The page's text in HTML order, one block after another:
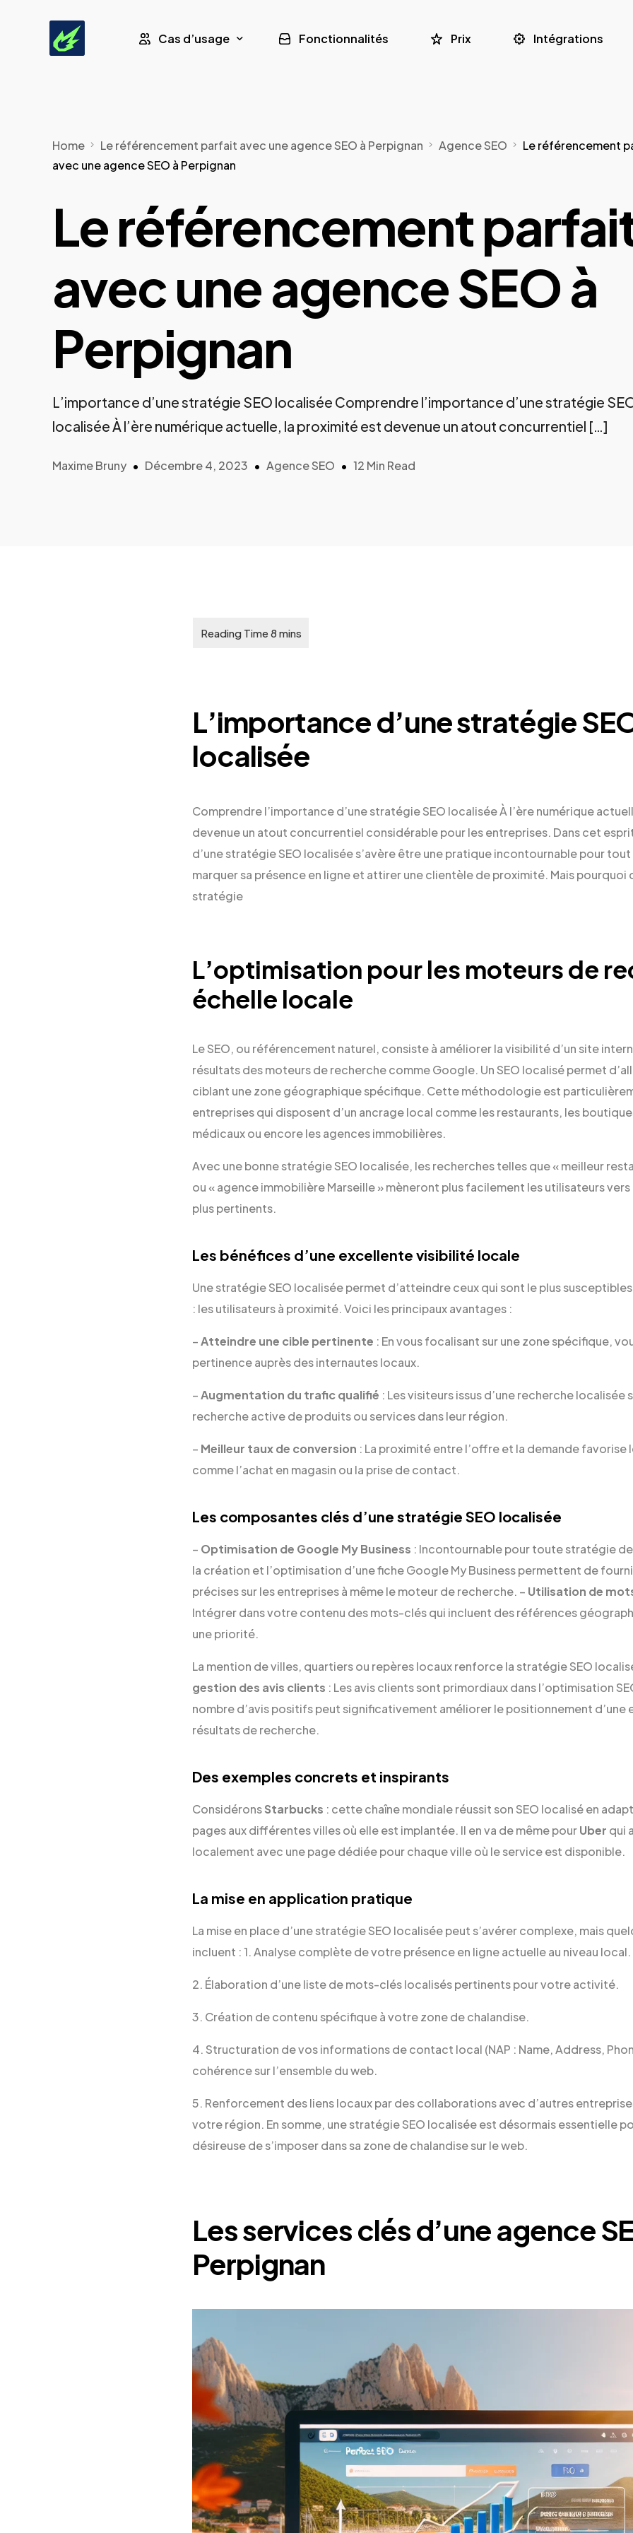
Cas d’usage
Leads Formation CPF
Leads Pompe à Chaleur
Fonctionnalités Prix Intégrations
Home Le référencement parfait avec une agence SEO à Perpignan Agence SEO
Le référencement
avec une agence SEO à Perpignan
Le référencement
avec une agence SEO à
Perpignan
L’importance d’une stratégie SEO localisée Comprendre l’importance d’une stratégie
localisée À l’ère numérique actuelle, la proximité est devenue un atout concurrentiel […]
Maxime Bruny Décembre 4, 2023 Agence SEO 12 Min Read
L’importance d’une stratégie
localisée
Comprendre l’importance d’une stratégie SEO localisée À l’ère numérique
devenue un atout concurrentiel considérable pour les entreprises. Dans cet
d’une stratégie SEO localisée s’avère être une pratique incontournable pour
marquer sa présence en ligne et attirer une clientèle de proximité. Mais pourquoi
stratégie
L’optimisation pour les moteurs de
échelle locale
Le SEO, ou référencement naturel, consiste à améliorer la visibilité d’un site
résultats des moteurs de recherche comme Google. Un SEO localisé permet
ciblant une zone géographique spécifique. Cette méthodologie est
entreprises qui disposent d’un ancrage local comme les restaurants, les
médicaux ou encore les agences immobilières.
Avec une bonne stratégie SEO localisée, les recherches telles que « meilleur
ou « agence immobilière Marseille » mèneront plus facilement les utilisateurs
plus pertinents.
Les bénéfices d’une excellente visibilité locale
Une stratégie SEO localisée permet d’atteindre ceux qui sont le plus
: les utilisateurs à proximité. Voici les principaux avantages :
–Atteindre une cible pertinente : En vous focalisant sur une zone spécifique,
pertinence auprès des internautes locaux.
–Augmentation du trafic qualifié : Les visiteurs issus d’une recherche localisée
recherche active de produits ou services dans leur région.
– Meilleur taux de conversion : La proximité entre l’offre et la demande
comme l’achat en magasin ou la prise de contact.
Les composantes clés d’une stratégie SEO localisée
– Optimisation de Google My Business : Incontournable pour toute stratégie
la création et l’optimisation d’une fiche Google My Business permettent de
précises sur les entreprises à même le moteur de recherche. – Utilisation de
Intégrer dans votre contenu des mots-clés qui incluent des références
une priorité.
La mention de villes, quartiers ou repères locaux renforce la stratégie SEO
gestion des avis clients : Les avis clients sont primordiaux dans l’optimisation
nombre d’avis positifs peut significativement améliorer le positionnement d’une
résultats de recherche.
Des exemples concrets et inspirants
ConsidéronsStarbucks : cette chaîne mondiale réussit son SEO localisé en
pages aux différentes villes où elle est implantée. Il en va de même pourUber qui
localement avec une page dédiée pour chaque ville où le service est disponible.
La mise en application pratique
La mise en place d’une stratégie SEO localisée peut s’avérer complexe, mais
incluent : 1. Analyse complète de votre présence en ligne actuelle au niveau local.
2. Élaboration d’une liste de mots-clés localisés pertinents pour votre activité.
3. Création de contenu spécifique à votre zone de chalandise.
4. Structuration de vos informations de contact local (NAP : Name, Address,
cohérence sur l’ensemble du web.
5. Renforcement des liens locaux par des collaborations avec d’autres
votre région. En somme, une stratégie SEO localisée est désormais essentielle
désireuse de s’imposer dans sa zone de chalandise sur le web.
Les services clés d’une agence
Perpignan